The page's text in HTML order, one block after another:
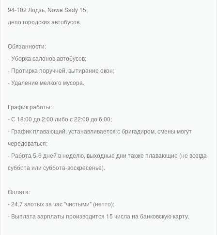
94-102 Лодзь, Nowe Sady 15,
депо городских автобусов.
Обязанности:
- Уборка салонов автобусов;
- Протирка поручней, вытирание окон;
- Удаление мелкого мусора.
График работы:
- С 18:00 до 2:00 либо с 22:00 до 6:00;
- График плавающий, устанавливается с бригадиром, смены могут
чередоваться;
- Работа 5-6 дней в неделю, выходные дни также плавающие (не всегда
суббота или суббота-воскресенье).
Оплата:
- 24,7 злотых за час "чистыми" (нетто);
- Выплата зарплаты производится 15 числа на банковскую карту.